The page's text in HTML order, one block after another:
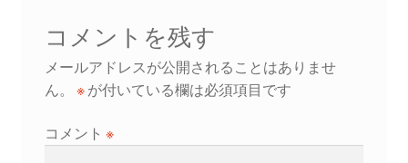
ー
シ
ョ
ン
コメントを残す
メールアドレスが公開されることはありませ
ん。
※が付いている欄は必須項目です
コメント ※